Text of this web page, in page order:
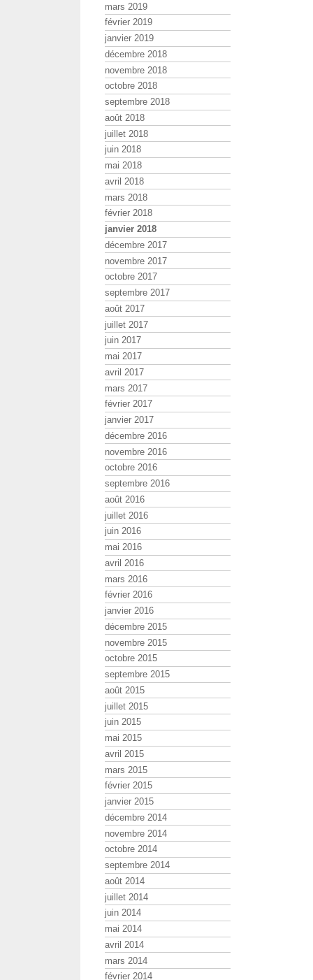
mars 2019
février 2019
janvier 2019
décembre 2018
novembre 2018
octobre 2018
septembre 2018
août 2018
juillet 2018
juin 2018
mai 2018
avril 2018
mars 2018
février 2018
janvier 2018
décembre 2017
novembre 2017
octobre 2017
septembre 2017
août 2017
juillet 2017
juin 2017
mai 2017
avril 2017
mars 2017
février 2017
janvier 2017
décembre 2016
novembre 2016
octobre 2016
septembre 2016
août 2016
juillet 2016
juin 2016
mai 2016
avril 2016
mars 2016
février 2016
janvier 2016
décembre 2015
novembre 2015
octobre 2015
septembre 2015
août 2015
juillet 2015
juin 2015
mai 2015
avril 2015
mars 2015
février 2015
janvier 2015
décembre 2014
novembre 2014
octobre 2014
septembre 2014
août 2014
juillet 2014
juin 2014
mai 2014
avril 2014
mars 2014
février 2014